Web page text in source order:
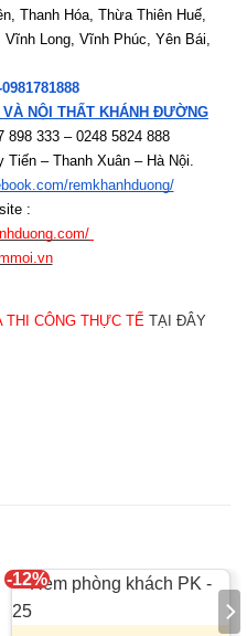
Thanh Hóa, Thừa Thiên Huế,
Long, Vĩnh Phúc, Yên Bái,
NỘI THẤT KHÁNH ĐƯỜNG
898 333 – 0248 5824 888
– Thanh Xuân – Hà Nội.
remkhanhduong/
:
THI CÔNG THỰC TẾ TẠI ĐÂY
-12%